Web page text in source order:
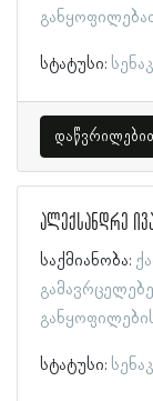
სტატუსი:
ალექსანდრე
საქმიანობა:
სტატუსი: